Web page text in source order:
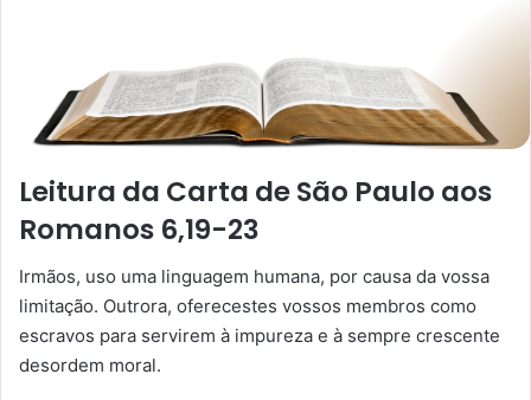
Leitura da Carta de São Paulo aos
Romanos 6,19-23
Irmãos, uso uma linguagem humana, por causa da vossa
limitação. Outrora, oferecestes vossos membros como
escravos para servirem à impureza e à sempre crescente
desordem moral.